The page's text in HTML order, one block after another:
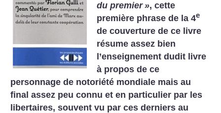
du premier », cette
première phrase de la 4e
de couverture de ce livre
résume assez bien
l’enseignement dudit livre
à propos de ce
personnage de notoriété mondiale mais au
final assez peu connu et en particulier par les
libertaires, souvent vu par ces derniers au